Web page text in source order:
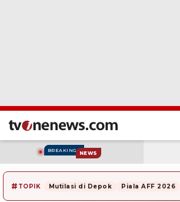
BREAKING NEWS
# TOPIK Mutilasi di Depok Piala AFF 2026